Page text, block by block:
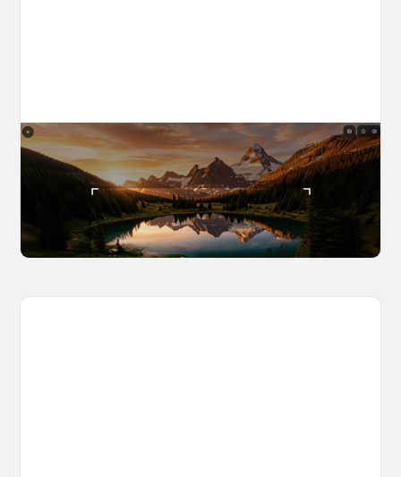
The World Builder's Handbook
Build a world once, shoot from it forever. Your
complete guide to creating, navigating, and
capturing inside OpenArt Worlds.
March 25, 2026